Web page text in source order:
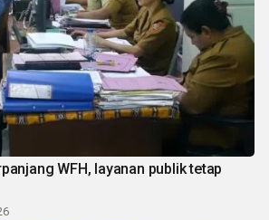
WFH, layanan publik tetap